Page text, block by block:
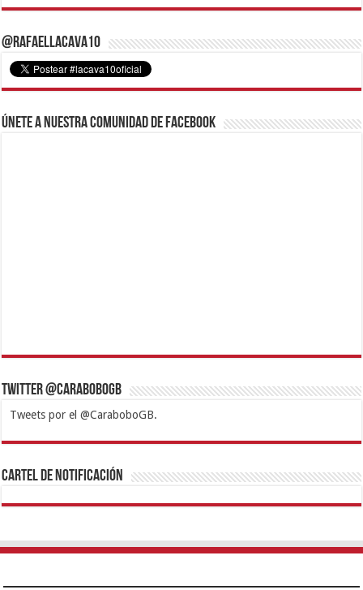
@RafaelLacava10
Únete a nuestra comunidad de Facebook
Twitter @CaraboboGB
Tweets por el @CaraboboGB.
1xbetBetturkeyBetistKralbetSupertotobetTipobetMatadorbetMariobet
https://mvbcasino.com/
Cartel de Notificación